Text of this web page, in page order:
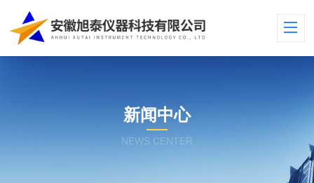
新闻中心
NEWS CENTER